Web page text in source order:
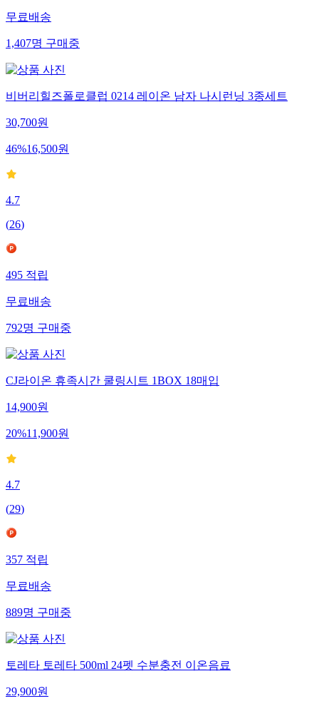
무료배송
1,407명구매중
비버리힐즈폴로클럽 0214 레이온 남자 나시런닝 3종세트
30,700원
46%16,500원
4.7
(26)
495적립
무료배송
792명구매중
CJ라이온 휴족시간 쿨링시트 1BOX 18매입
14,900원
20%11,900원
4.7
(29)
357적립
무료배송
889명구매중
토레타 토레타 500ml 24펫 수분충전 이온음료
29,900원